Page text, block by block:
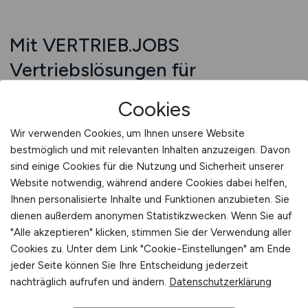
Mit VERTRIEB.JOBS
Vertriebslösungen für
systematisch aufbauen
Die Energiebranche verändert sich – und mit ihr
die Anforderungen an den Vertrieb.
Netzverantwortung, Einspeisemanagement,
dezentrale Versorgung oder
Versorgungsstabilität sind keine abstrakten
Konzepte mehr – sie betreffen jedes Projekt.
VERTRIEB.JOBS bietet Ihnen die Plattform, um
Vertriebsmitarbeitende mit Weitblick,
Technikverständnis und
Cookies
Wir verwenden Cookies, um Ihnen unsere Website
bestmöglich und mit relevanten Inhalten anzuzeigen. Davon
sind einige Cookies für die Nutzung und Sicherheit unserer
Website notwendig, während andere Cookies dabei helfen,
Ihnen personalisierte Inhalte und Funktionen anzubieten. Sie
dienen außerdem anonymen Statistikzwecken. Wenn Sie auf
"Alle akzeptieren" klicken, stimmen Sie der Verwendung aller
Cookies zu. Unter dem Link "Cookie-Einstellungen" am Ende
jeder Seite können Sie Ihre Entscheidung jederzeit
nachträglich aufrufen und ändern. Datenschutzerklärung